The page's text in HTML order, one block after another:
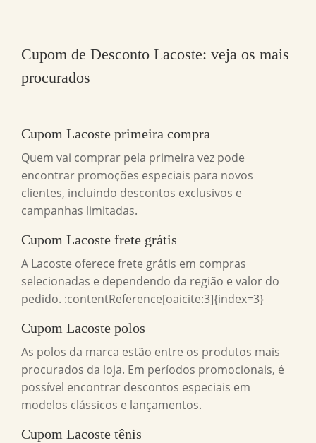
Cupom de Desconto Lacoste: veja os mais
procurados
Cupom Lacoste primeira compra
Quem vai comprar pela primeira vez pode
encontrar promoções especiais para novos
clientes, incluindo descontos exclusivos e
campanhas limitadas.
Cupom Lacoste frete grátis
A Lacoste oferece frete grátis em compras
selecionadas e dependendo da região e valor do
pedido. :contentReference[oaicite:3]{index=3}
Cupom Lacoste polos
As polos da marca estão entre os produtos mais
procurados da loja. Em períodos promocionais, é
possível encontrar descontos especiais em
modelos clássicos e lançamentos.
Cupom Lacoste tênis